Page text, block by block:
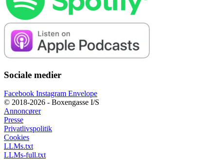
Sociale medier
Facebook Instagram Envelope
© 2018-2026 - Boxengasse I/S
Annoncører
Presse
Privatlivspolitik
Cookies
LLMs.txt
LLMs-full.txt